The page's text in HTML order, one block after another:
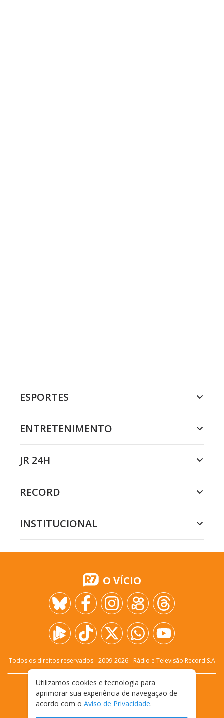
ESPORTES
ENTRETENIMENTO
JR 24H
RECORD
INSTITUCIONAL
O VÍCIO
Todos os direitos reservados - 2009-2026- Rádio e Televisão Record S.A
FALE CONOSCO
PRIVACIDADE
TERMOS E CONDIÇÕES DE USO
Utilizamos cookies e tecnologia para
aprimorar sua experiência de navegação de
acordo com o Aviso de Privacidade.